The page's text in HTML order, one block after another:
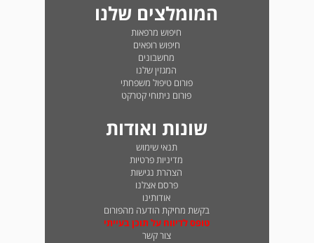
המומלצים שלנו
חיפוש מרפאות
חיפוש רופאים
מחשבונים
המגזין שלנו
פורום טיפול משפחתי
פורום ניתוחי קטרקט
שונות ואודות
תנאי שימוש
מדיניות פרטיות
הצהרת נגישות
פרסם אצלנו
אודותינו
בקשת מחיקת הודעה מהפורום
טופס לדיווח על תוכן בעייתי
צור קשר